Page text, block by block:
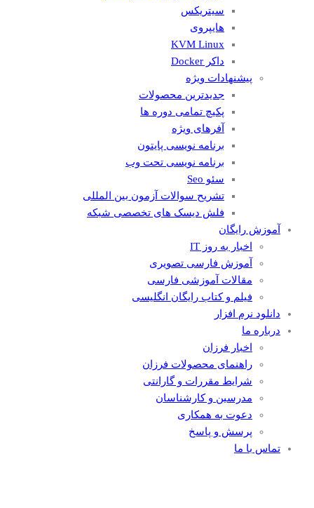
سیتریکس
هایپروی
KVM Linux
داکر Docker
پیشنهادات ویژه
جدیدترین محصولات
پکیچ تمامی دوره ها
آفرهای ویژه
برنامه نویسی پایتون
برنامه نویسی تحت وب
سئو Seo
تشریح سوالات آزمون بین المللی
فلش دیسک های تخصصی شبکه
آموزش رایگان
اخبار به روز IT
آموزش فارسی تصویری
مقالات آموزشی فارسی
فیلم و کتاب رایگان انگلیسی
دانلود نرم افزار
درباره ما
اخبار فرزان
راهنمای محصولات فرزان
شرایط مقررات و گارانتی
مدرسین و کارشناسان
دعوت به همکاری
پرسش و پاسخ
تماس با ما